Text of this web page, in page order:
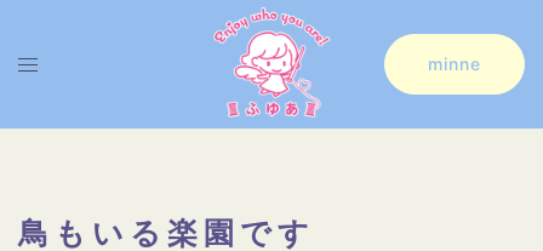
ン
ン
ト
ニ
minne
鳥もいる楽園です